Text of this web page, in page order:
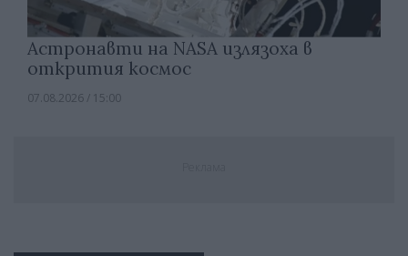
Астронавти на NASA излязоха в
открития космос
07.08.2026 / 15:00